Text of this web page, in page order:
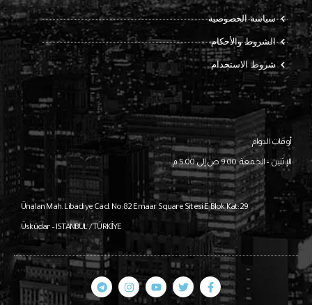
سياسة الخصوصية
الشروط والأحكام
شروط الاستخدام
أوقات الدوام
الإثنين – الجمعة: 9:00 ص إلى 5:00 م
Ünalan Mah. Libadiye Cad. No:82 Emaar Square Sitesi E Blok Kat:29
Üsküdar – ISTANBUL / TÜRKİYE